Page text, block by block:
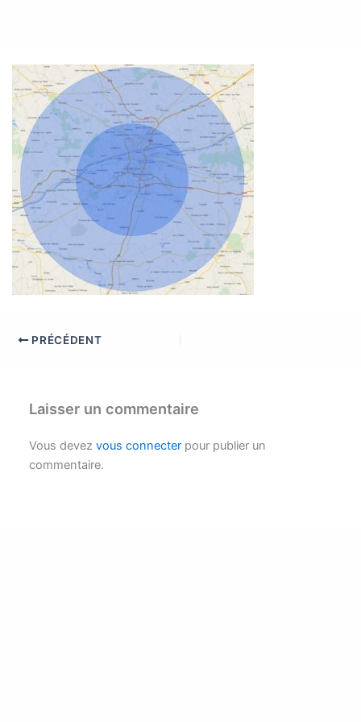
PRÉCÉDENT
Laisser un commentaire
Vous devezvous connecter pour publier un
commentaire.